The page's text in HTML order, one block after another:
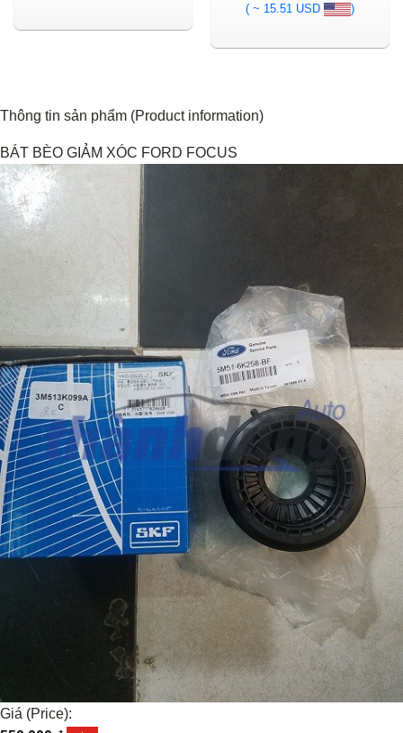
( ~ 15.51 USD
)
Thông tin sản phẩm (Product information)
BÁT BÈO GIẢM XÓC FORD FOCUS
Giá (Price):